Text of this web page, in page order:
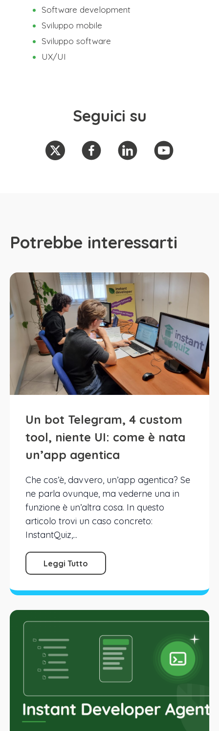
Software development
Sviluppo mobile
Sviluppo software
UX/UI
Seguici su
Potrebbe interessarti
Un bot Telegram, 4 custom
tool, niente UI: come è nata
un’app agentica
Che cos’è, davvero, un’app agentica? Se
ne parla ovunque, ma vederne una in
funzione è un’altra cosa. In questo
articolo trovi un caso concreto:
InstantQuiz,...
Leggi Tutto